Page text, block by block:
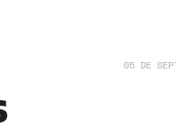
05 DE